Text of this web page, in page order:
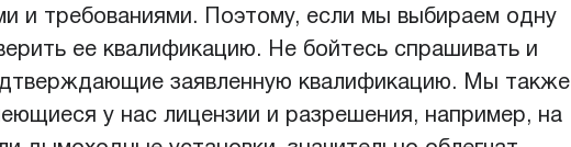
и требованиями. Поэтому, если мы выбираем одну
ее квалификацию. Не бойтесь спрашивать и
заявленную квалификацию. Мы также
у нас лицензии и разрешения, например, на